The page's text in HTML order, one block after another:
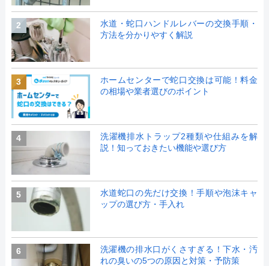
2
水道・蛇口ハンドルレバーの交換手順・
方法を分かりやすく解説
3
ホームセンターで蛇口交換は可能！料金
の相場や業者選びのポイント
4
洗濯機排水トラップ2種類や仕組みを解
説！知っておきたい機能や選び方
5
水道蛇口の先だけ交換！手順や泡沫キャ
ップの選び方・手入れ
6
洗濯機の排水口がくさすぎる！下水・汚
れの臭いの5つの原因と対策・予防策